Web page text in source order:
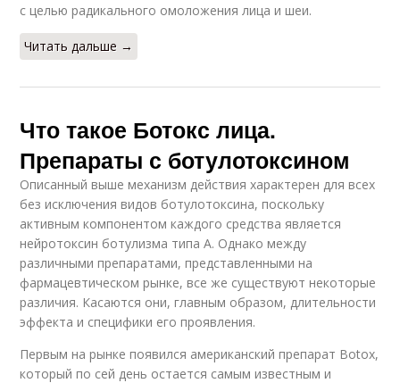
с целью радикального омоложения лица и шеи.
Читать дальше →
Что такое Ботокс лица.
Препараты с ботулотоксином
Описанный выше механизм действия характерен для всех
без исключения видов ботулотоксина, поскольку
активным компонентом каждого средства является
нейротоксин ботулизма типа А. Однако между
различными препаратами, представленными на
фармацевтическом рынке, все же существуют некоторые
различия. Касаются они, главным образом, длительности
эффекта и специфики его проявления.
Первым на рынке появился американский препарат Botox,
который по сей день остается самым известным и